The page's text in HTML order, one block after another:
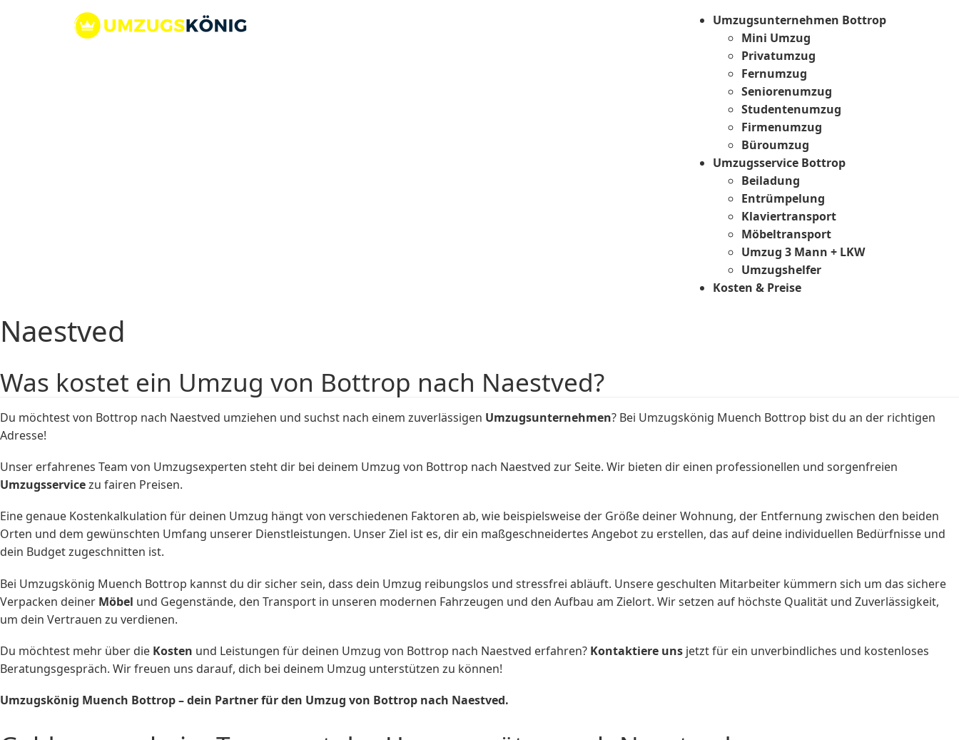
Umzugsunternehmen Bottrop
Mini Umzug
Privatumzug
Fernumzug
Seniorenumzug
Studentenumzug
Firmenumzug
Büroumzug
Umzugsservice Bottrop
Beiladung
Entrümpelung
Klaviertransport
Möbeltransport
Umzug 3 Mann + LKW
Umzugshelfer
Kosten & Preise
Naestved
Was kostet ein Umzug von Bottrop nach Naestved?
Du möchtest von Bottrop nach Naestved umziehen und suchst nach einem zuverlässigen Umzugsunternehmen? Bei Umzugskönig Muench Bottrop bist du an der richtigen
Adresse!
Unser erfahrenes Team von Umzugsexperten steht dir bei deinem Umzug von Bottrop nach Naestved zur Seite. Wir bieten dir einen professionellen und sorgenfreien
Umzugsservicezu fairen Preisen.
Eine genaue Kostenkalkulation für deinen Umzug hängt von verschiedenen Faktoren ab, wie beispielsweise der Größe deiner Wohnung, der Entfernung zwischen den beiden
Orten und dem gewünschten Umfang unserer Dienstleistungen. Unser Ziel ist es, dir ein maßgeschneidertes Angebot zu erstellen, das auf deine individuellen Bedürfnisse und
dein Budget zugeschnitten ist.
Bei Umzugskönig Muench Bottrop kannst du dir sicher sein, dass dein Umzug reibungslos und stressfrei abläuft. Unsere geschulten Mitarbeiter kümmern sich um das sichere
Verpacken deiner Möbel und Gegenstände, den Transport in unseren modernen Fahrzeugen und den Aufbau am Zielort. Wir setzen auf höchste Qualität und Zuverlässigkeit,
um dein Vertrauen zu verdienen.
Du möchtest mehr über die Kosten und Leistungen für deinen Umzug von Bottrop nach Naestved erfahren? Kontaktiere uns jetzt für ein unverbindliches und kostenloses
Beratungsgespräch. Wir freuen uns darauf, dich bei deinem Umzug unterstützen zu können!
Umzugskönig Muench Bottrop – dein Partner für den Umzug von Bottrop nach Naestved.